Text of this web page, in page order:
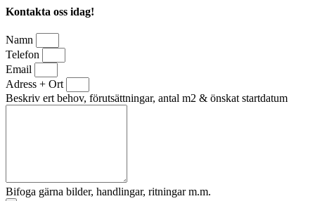
Kontakta oss idag!
Namn
Telefon
Email
Adress + Ort
Beskriv ert behov, förutsättningar, antal m2 & önskat startdatum
Bifoga gärna bilder, handlingar, ritningar m.m.